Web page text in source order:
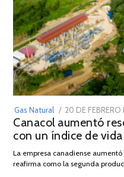
Gas Natural
POSTED
ON
20 DE
Canacol aumentó
con un índice de
La empresa canadiense
reafirma como la segunda